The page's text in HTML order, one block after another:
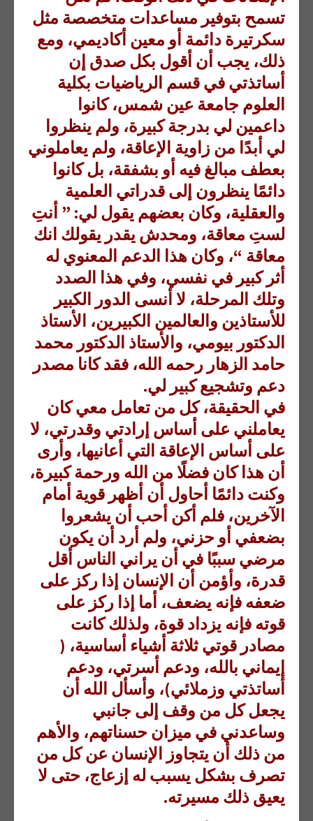
تسمح بتوفير مساعدات متخصصة مثل
سكرتيرة دائمة أو معين أكاديمي، ومع
ذلك، يجب أن أقول بكل صدق إن
أساتذتي في قسم الرياضيات بكلية
العلوم جامعة عين شمس، كانوا
داعمين لي بدرجة كبيرة، ولم ينظروا
لي أبدًا من زاوية الإعاقة، ولم يعاملوني
بعطف مبالغ فيه أو بشفقة، بل كانوا
دائمًا ينظرون إلى قدراتي العلمية
والعقلية، وكان بعضهم يقول لي: ” أنتِ
لستِ معاقة، ومحدش يقدر يقولك انك
معاقة “، وكان هذا الدعم المعنوي له
أثر كبير في نفسي، وفي هذا الصدد
وتلك المرحلة، لا أنسى الدور الكبير
للأستاذين والعالمين الكبيرين، الأستاذ
الدكتور بيومي، والأستاذ الدكتور محمد
حامد الزهار رحمه الله، فقد كانا مصدر
دعم وتشجيع كبير لي.
في الحقيقة، كل من تعامل معي كان
يعاملني على أساس إرادتي وقدرتي، لا
على أساس الإعاقة التي أعانيها، وأرى
أن هذا كان فضلًا من الله ورحمة كبيرة،
وكنت دائمًا أحاول أن أظهر قوية أمام
الآخرين، فلم أكن أحب أن يشعروا
بضعفي أو حزني، ولم أرد أن يكون
مرضي سببًا في أن يراني الناس أقل
قدرة، وأؤمن أن الإنسان إذا ركز على
ضعفه فإنه يضعف، أما إذا ركز على
قوته فإنه يزداد قوة، ولذلك كانت
مصادر قوتي ثلاثة أشياء أساسية، (
إيماني بالله، ودعم أسرتي، ودعم
أساتذتي وزملائي)، وأسأل الله أن
يجعل كل من وقف إلى جانبي
وساعدني في ميزان حسناتهم، والأهم
من ذلك أن يتجاوز الإنسان عن كل من
تصرف بشكل يسبب له إزعاج، حتى لا
يعيق ذلك مسيرته.